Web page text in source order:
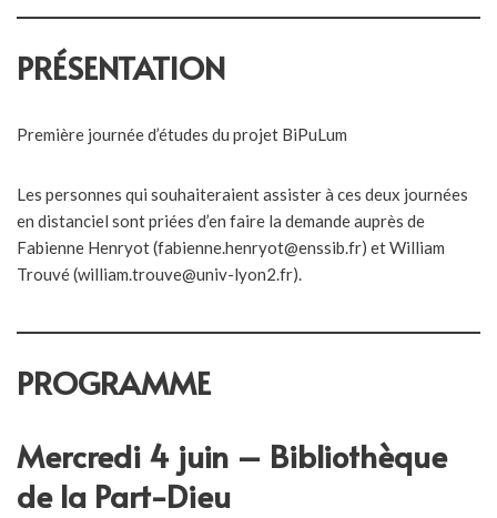
PRÉSENTATION
Première journée d’études du projet BiPuLum
Les personnes qui souhaiteraient assister à ces deux journées
en distanciel sont priées d’en faire la demande auprès de
Fabienne Henryot (fabienne.henryot@enssib.fr) et William
Trouvé (william.trouve@univ-lyon2.fr).
PROGRAMME
Mercredi 4 juin – Bibliothèque
de la Part-Dieu